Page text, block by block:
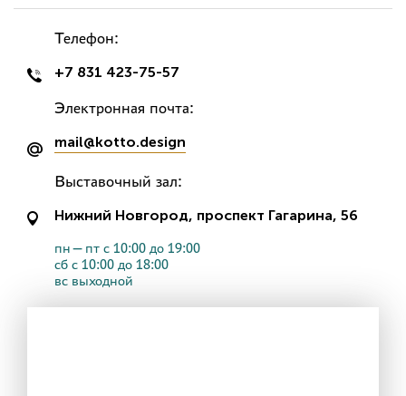
Телефон:
+7 831 423-75-57
Электронная почта:
mail@kotto.design
Выставочный зал:
Нижний Новгород, проспект Гагарина, 56
пн—пт с 10:00 до 19:00
сб с 10:00 до 18:00
вс выходной